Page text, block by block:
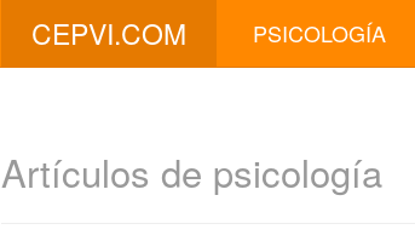
CEPVI.COM PSICOLOGÍA
Artículos de psicología